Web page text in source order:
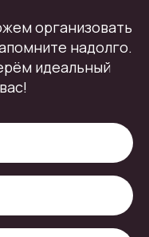
организовать
надолго.
идеальный